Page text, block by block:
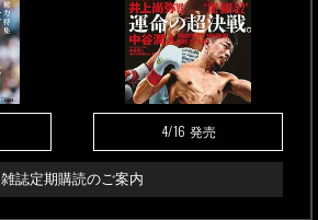
4/16 発売
雑誌定期購読のご案内